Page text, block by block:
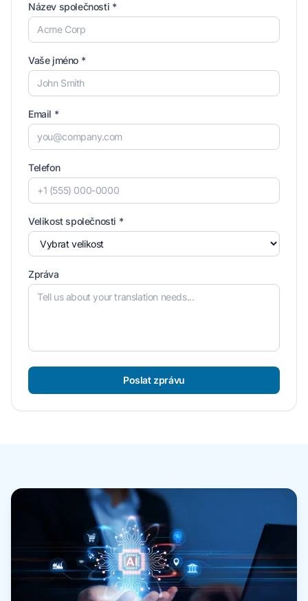
Název společnosti *
Vaše jméno *
Email *
Telefon
Velikost společnosti *
Zpráva
Poslat zprávu